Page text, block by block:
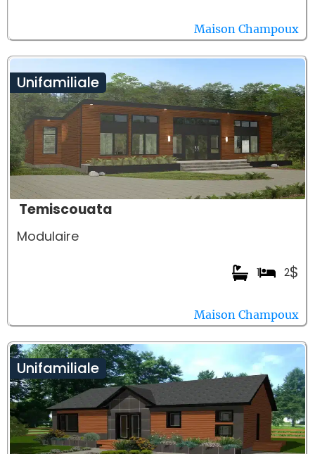
Maison Champoux
Unifamiliale
Temiscouata
Modulaire
$
2
1
Maison Champoux
Unifamiliale